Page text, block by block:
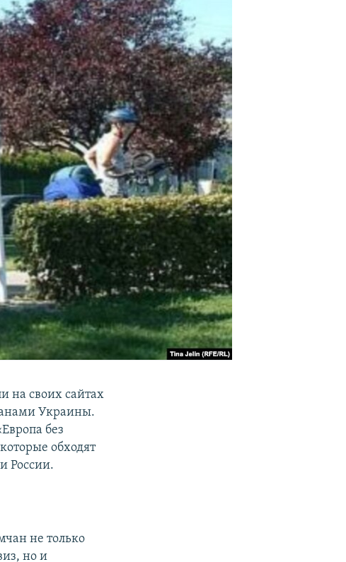
на своих сайтах
Украины.
без
обходят
России.
не только
но и